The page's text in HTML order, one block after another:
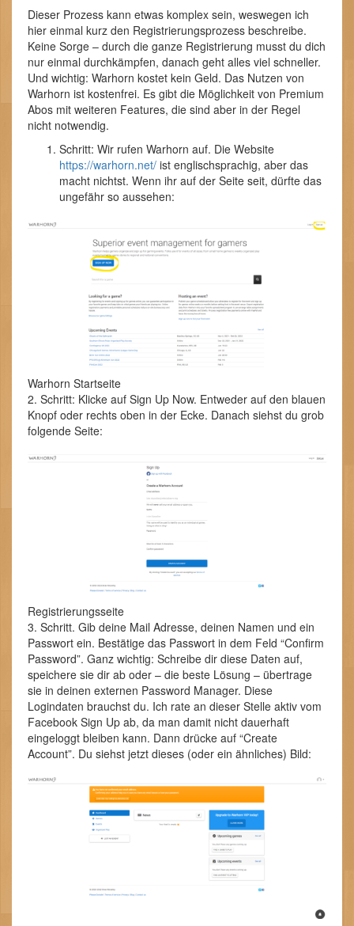
Dieser Prozess kann etwas komplex sein, weswegen ich
hier einmal kurz den Registrierungsprozess beschreibe.
Keine Sorge – durch die ganze Registrierung musst du dich
nur einmal durchkämpfen, danach geht alles viel schneller.
Und wichtig: Warhorn kostet kein Geld. Das Nutzen von
Warhorn ist kostenfrei. Es gibt die Möglichkeit von Premium
Abos mit weiteren Features, die sind aber in der Regel
nicht notwendig.
Schritt: Wir rufen Warhorn auf. Die Website
https://warhorn.net/ ist englischsprachig, aber das
macht nichtst. Wenn ihr auf der Seite seit, dürfte das
ungefähr so aussehen:
Warhorn Startseite
2. Schritt: Klicke auf Sign Up Now. Entweder auf den blauen
Knopf oder rechts oben in der Ecke. Danach siehst du grob
folgende Seite:
Registrierungsseite
3. Schritt. Gib deine Mail Adresse, deinen Namen und ein
Passwort ein. Bestätige das Passwort in dem Feld “Confirm
Password”. Ganz wichtig: Schreibe dir diese Daten auf,
speichere sie dir ab oder – die beste Lösung – übertrage
sie in deinen externen Password Manager. Diese
Logindaten brauchst du. Ich rate an dieser Stelle aktiv vom
Facebook Sign Up ab, da man damit nicht dauerhaft
eingeloggt bleiben kann. Dann drücke auf “Create
Account”. Du siehst jetzt dieses (oder ein ähnliches) Bild: